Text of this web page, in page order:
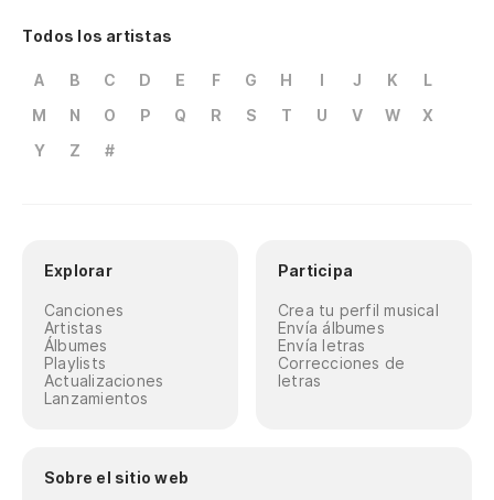
Todos los artistas
A B C D E F G H I J K
L
M
N O P Q R S T U V W
X
Y
Z #
Explorar
Canciones
Artistas
Álbumes
Playlists
Actualizaciones
Lanzamientos
Participa
Crea tu perfil musical
Envía álbumes
Envía letras
Correcciones de
letras
Sobre el sitio web